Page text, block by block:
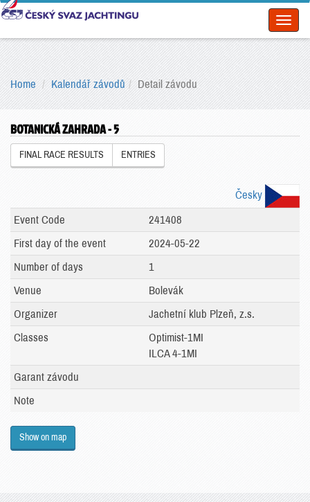
Home Kalendář závodů Detail závodu
BOTANICKÁ ZAHRADA - 5
FINAL RACE RESULTS ENTRIES
Česky
Event Code
241408
First day of the event
2024-05-22
Number of days
1
Venue
Bolevák
Organizer
Jachetní klub Plzeň, z.s.
Classes
Optimist-1MI
ILCA 4-1MI
Garant závodu
Note
Show on map